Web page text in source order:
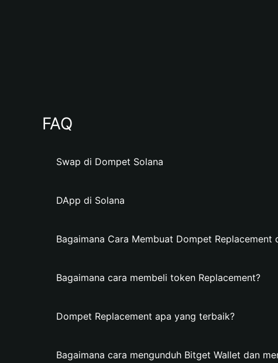
FAQ
Swap di Dompet Solana
DApp di Solana
Bagaimana Cara Membuat Dompet Replacement
Bagaimana cara membeli token Replacement?
Dompet Replacement apa yang terbaik?
Bagaimana cara mengunduh Bitget Wallet dan